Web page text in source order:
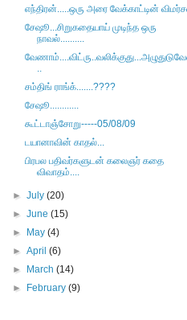
எந்திரன்.....ஒரு அரை வேக்காட்டின்
சேஷூ...சிறுகதையாய் முடிந்த ஒரு
நாவல்..........
..
சம்திங் ராங்க்.......????
சேஷூ............
கூட்டாஞ்சோறு-----05/08/09
டயானாவின் காதல்...
பிரபல பதிவர்களுடன் கலைஞர் கதை
விவாதம்....
►July(20)
►June(15)
►
May(4)
►April(6)
►
March(14)
►
February(9)